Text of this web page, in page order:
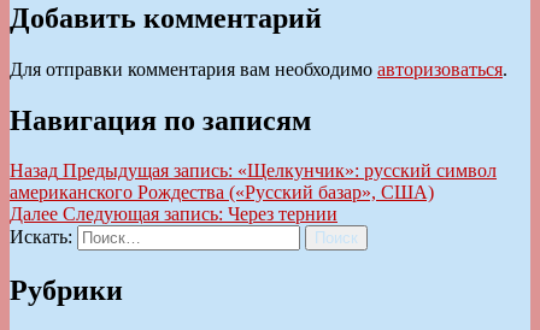
Добавить комментарий
Для отправки комментария вам необходимо авторизоваться.
Навигация по записям
Назад Предыдущая запись: «Щелкунчик»: русский символ
американского Рождества («Русский базар», США)
Далее Следующая запись: Через тернии
Искать:
Поиск
Рубрики